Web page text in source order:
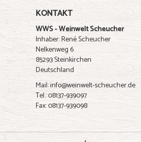
KONTAKT
WWS - Weinwelt Scheucher
Inhaber: René Scheucher
Nelkenweg 6
85293 Steinkirchen
Deutschland
Mail: info@weinwelt-scheucher.de
Tel.: 08137-939097
Fax: 08137-939098